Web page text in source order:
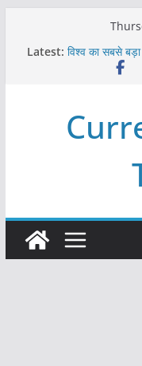
Latest: विश्व का सबसे
Refeeding
विश्व में कितने